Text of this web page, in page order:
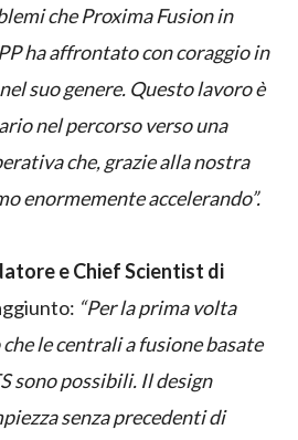
che Proxima Fusion in
ha affrontato con coraggio in
suo genere. Questo lavoro è
nel percorso verso una
che, grazie alla nostra
enormemente accelerando”.
e Chief Scientist di
“Per la prima volta
le centrali a fusione basate
sono possibili. Il design
senza precedenti di